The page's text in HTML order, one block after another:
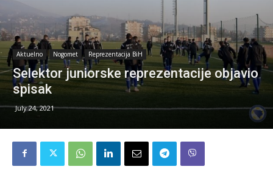
Aktuelno Nogomet Reprezentacija BiH
Selektor juniorske reprezentacije objavio
spisak
July 24, 2021